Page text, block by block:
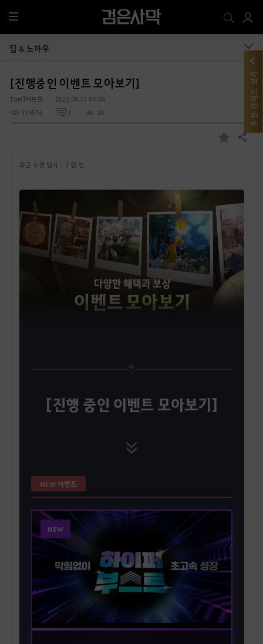
전
체
메
팁 & 노하우
[진행중인 이벤트 모아보기]
[GM]메르브
2022.08.31 09:00
119576
3 28
즐
공유하기
최근 수정 일시 : 2 일 전
[진행 중인 이벤트 모아보기]
NEW 이벤트
NEW
추천 가이드 보기